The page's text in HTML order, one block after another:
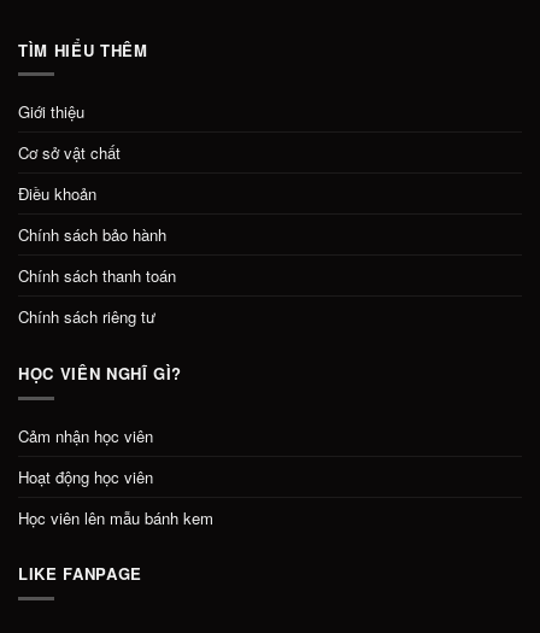
TÌM HIỂU THÊM
Giới thiệu
Cơ sở vật chất
Điều khoản
Chính sách bảo hành
Chính sách thanh toán
Chính sách riêng tư
HỌC VIÊN NGHĨ GÌ?
Cảm nhận học viên
Hoạt động học viên
Học viên lên mẫu bánh kem
LIKE FANPAGE